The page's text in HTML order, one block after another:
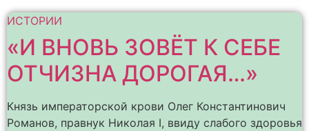
ИСТОРИИ
«И ВНОВЬ ЗОВЁТ К СЕБЕ
ОТЧИЗНА ДОРОГАЯ…»
Князь императорской крови Олег Константинович
Романов, правнук Николая I, ввиду слабого здоровья